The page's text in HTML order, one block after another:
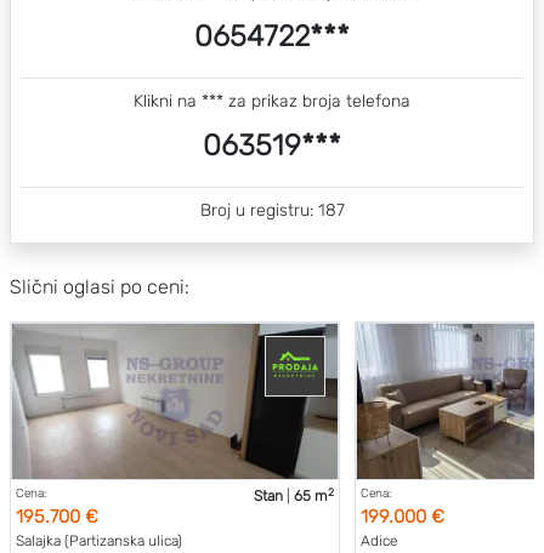
0654722***
Klikni na *** za prikaz broja telefona
063519***
Broj u registru: 187
Slični oglasi po ceni:
Cena:
195.700 €
Stan 65 m2
Salajka (Partizanska ulica)
Cena:
199.000 €
Adice